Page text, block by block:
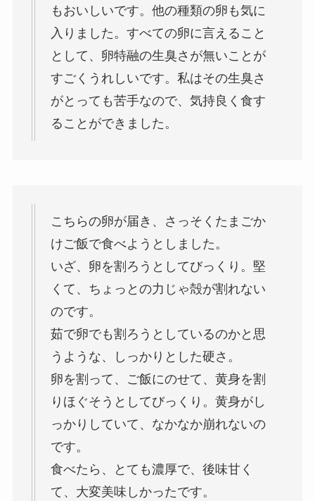
もおいしいです。他の種類の卵も気に
入りました。すべての卵に言えること
として、卵特融の生臭さが無いことが
すごくうれしいです。私はその生臭さ
がとっても苦手なので、気持良く食す
ることができました。
こちらの卵が届き、さっそくたまごか
けご飯で食べようとしました。
いざ、卵を割ろうとしてびっくり。堅
くて、ちょっとの力じゃ殻が割れない
のです。
茹で卵でも割ろうとしているのかと思
うような、しっかりとした硬さ。
卵を割って、ご飯にのせて、黄身を割
りほぐそうとしてびっくり。黄身がし
っかりしていて、なかなか崩れないの
です。
食べたら、とても濃厚で、後味甘く
て、大変美味しかったです。